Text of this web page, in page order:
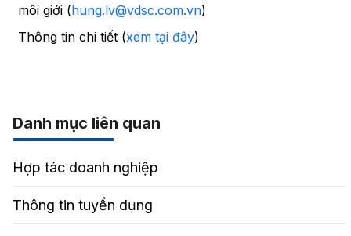
môi giới (hung.lv@vdsc.com.vn)
Thông tin chi tiết (xem tại đây)
Danh mục liên quan
Hợp tác doanh nghiệp
Thông tin tuyển dụng